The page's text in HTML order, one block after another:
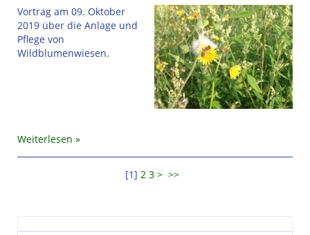
Vortrag am 09. Oktober
2019 über die Anlage und
Pflege von
Wildblumenwiesen.
Weiterlesen
[1] 2 3 > >>